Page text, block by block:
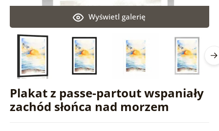
Plakat z passe-partout wspaniały
zachód słońca nad morzem
Wyświetl galerię